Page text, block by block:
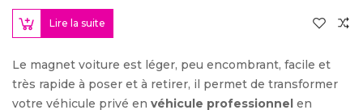
Lire la suite
Le magnet voiture est léger, peu encombrant, facile et
très rapide à poser et à retirer, il permet de transformer
votre véhicule privé en véhicule professionnel en